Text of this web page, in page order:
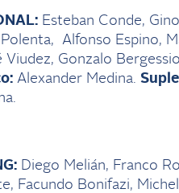
Esteban Conde,
Polenta, Alfonso Espino,
Viudez, Gonzalo
Alexander Medina.
Diego Melián, Franco
Facundo Bonifazi,